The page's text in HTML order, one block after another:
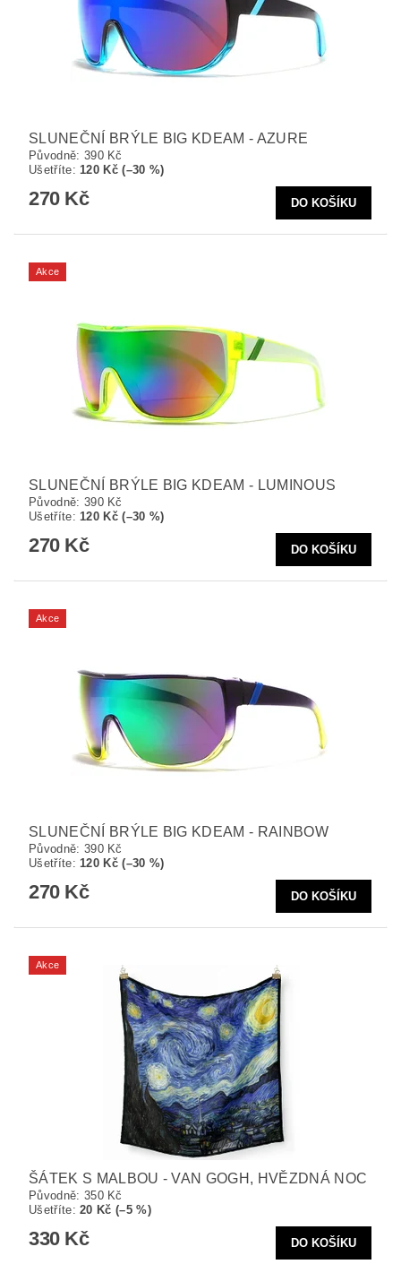
SLUNEČNÍ BRÝLE BIG KDEAM - AZURE
Původně: 390 Kč
Ušetříte: 120 Kč (–30 %)
270 Kč
Akce
SLUNEČNÍ BRÝLE BIG KDEAM - LUMINOUS
Původně: 390 Kč
Ušetříte:120 Kč (–30 %)
270 Kč
Akce
SLUNEČNÍ BRÝLE BIG KDEAM - RAINBOW
Původně: 390 Kč
Ušetříte:120 Kč (–30 %)
270 Kč
Akce
ŠÁTEK S MALBOU - VAN GOGH, HVĚZDNÁ NOC
Původně: 350 Kč
Ušetříte:20 Kč (–5 %)
330 Kč